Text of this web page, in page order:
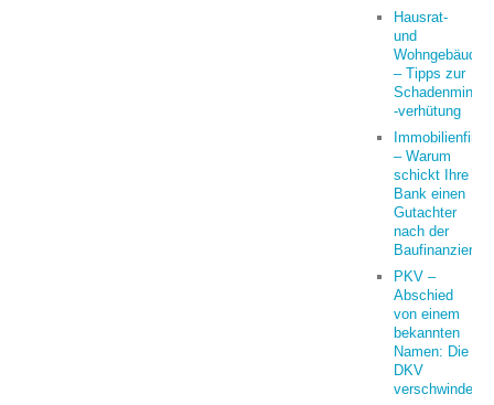
Hausrat-
und
– Tipps zur
-verhütung
– Warum
schickt Ihre
Bank einen
Gutachter
nach der
PKV –
Abschied
von einem
bekannten
Namen: Die
DKV
verschwindet